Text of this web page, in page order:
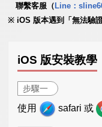
聯繫客服（ Line：
iOS 版本遇到「無法驗
iOS 版安裝教學
步驟一
使用 safari 或